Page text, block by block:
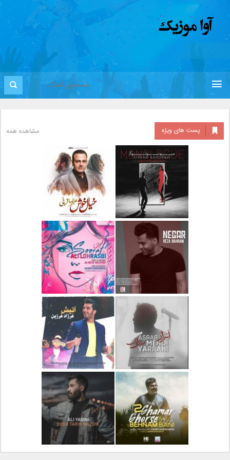
پست های ویژه مشاهده همه
دانلود آلبوم جدید سیروان
خسروی بنام مونولوگ
دانلود آهنگ جدید علیرضا
قربانی بنام خیال خوش
دانلود آهنگ جدید رضا
بهرام بنام نگار
دانلود آهنگ جدید علی
لهراسبی بنام صورت
دانلود آهنگ جدید مهدی
یراحی بنام اسرار
دانلود آهنگ جدید فرزاد
فرزین بنام آتیش